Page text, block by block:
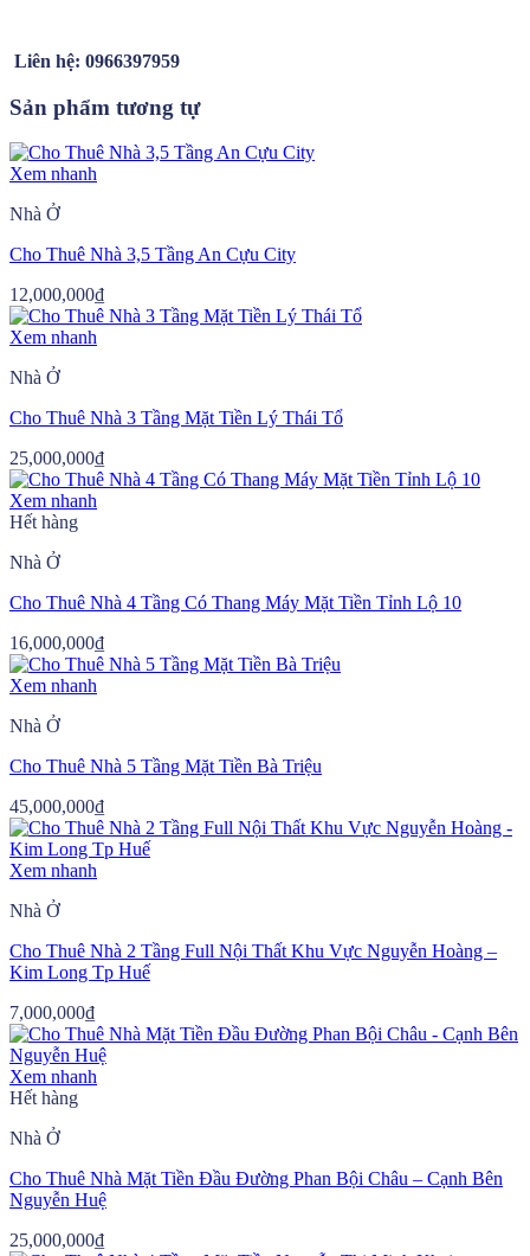
Liên hệ: 0966397959
Sản phẩm tương tự
Xem nhanh
Nhà Ở
Cho Thuê Nhà 3,5 Tầng An Cựu City
12,000,000₫
Xem nhanh
Nhà Ở
Cho Thuê Nhà 3 Tầng Mặt Tiền Lý Thái Tổ
25,000,000₫
Xem nhanh
Hết hàng
Nhà Ở
Cho Thuê Nhà 4 Tầng Có Thang Máy Mặt Tiền Tỉnh Lộ 10
16,000,000₫
Xem nhanh
Nhà Ở
Cho Thuê Nhà 5 Tầng Mặt Tiền Bà Triệu
45,000,000₫
Xem nhanh
Nhà Ở
Cho Thuê Nhà 2 Tầng Full Nội Thất Khu Vực Nguyễn Hoàng –
Kim Long Tp Huế
7,000,000₫
Xem nhanh
Hết hàng
Nhà Ở
Cho Thuê Nhà Mặt Tiền Đầu Đường Phan Bội Châu – Cạnh Bên
Nguyễn Huệ
25,000,000₫